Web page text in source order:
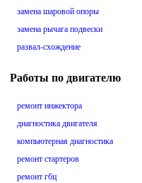
замена шаровой опоры
замена рычага подвески
развал-схождение
Работы по двигателю
ремонт инжектора
диагностика двигателя
компьютерная диагностика
ремонт стартеров
ремонт гбц